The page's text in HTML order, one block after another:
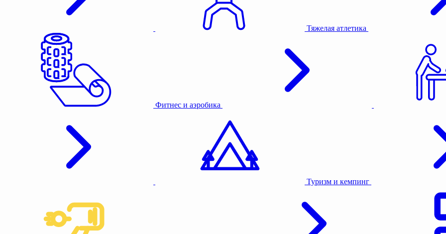
Тяжелая атлетика
Фитнес и аэробика
Туризм и кемпинг